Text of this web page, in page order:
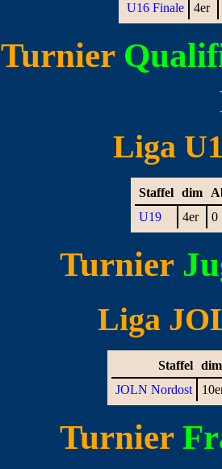
U16 Finale
4er
Turnier
Liga
Staffel dim
U19
4er 0
Turnier
Liga
Staffel dim
JOLN Nordost
Turnier